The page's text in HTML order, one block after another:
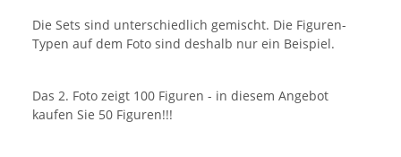
Die Sets sind unterschiedlich gemischt. Die Figuren-
Typen auf dem Foto sind deshalb nur ein Beispiel.
Das 2. Foto zeigt 100 Figuren - in diesem Angebot
kaufen Sie 50 Figuren!!!